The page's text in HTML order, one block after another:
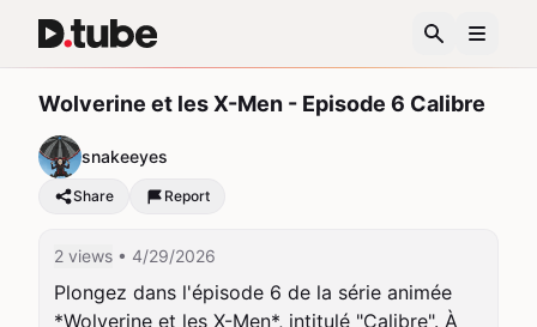
Wolverine et les X-Men - Episode 6 Calibre
snakeeyes
Share Report
2 views • 4/29/2026
Plongez dans l'épisode 6 de la série animée
*Wolverine et les X-Men*, intitulé "Calibre". À